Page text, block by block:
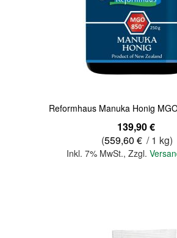
Reformhaus Manuka Honig
139,90 €
(559,60 € / 1 kg)
Inkl. 7% MwSt., Zzgl.